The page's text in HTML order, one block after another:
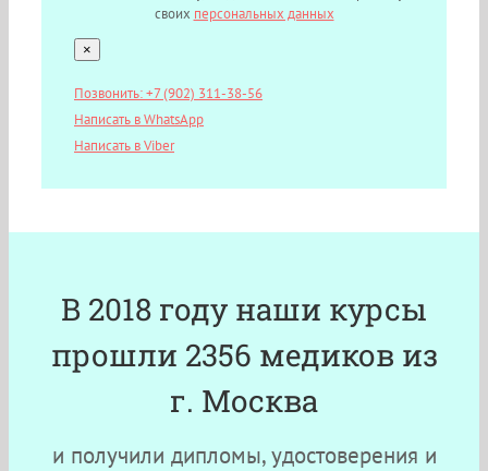
своих персональных данных
×
Позвонить: +7 (902) 311-38-56
Написать в WhatsApp
Написать в Viber
В 2018 году наши курсы
прошли 2356 медиков из
г. Москва
и получили дипломы, удостоверения и